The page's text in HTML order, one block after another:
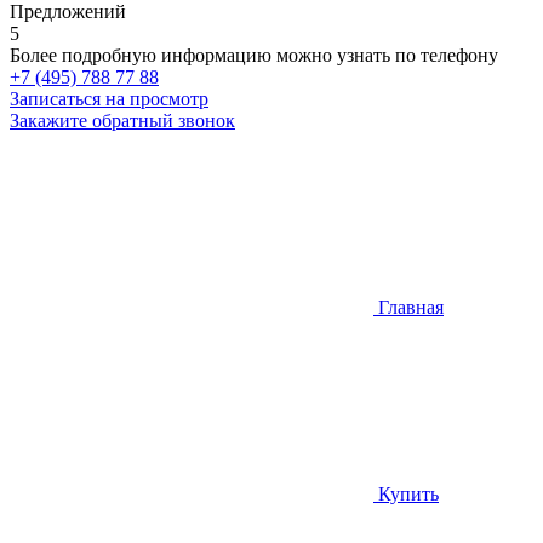
Предложений
5
Более подробную информацию можно узнать по телефону
+7 (495) 788 77 88
Записаться на просмотр
Закажите обратный звонок
Главная
Купить